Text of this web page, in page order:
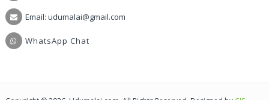
Email: udumalai@gmail.com
WhatsApp Chat